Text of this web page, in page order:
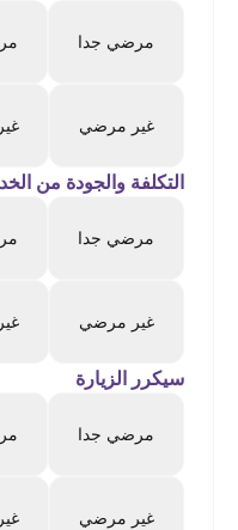
مرضي جدا
غير مرضي
التكلفة والجودة من
مرضي جدا
غير مرضي
سيكرر الزيارة
مرضي جدا
غير مرضي